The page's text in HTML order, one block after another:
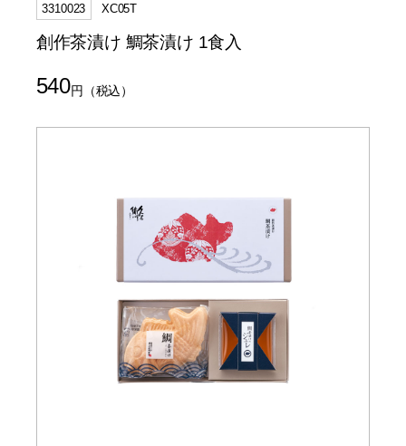
3310023 XC05T
創作茶漬け 鯛茶漬け 1食入
540円 （税込）